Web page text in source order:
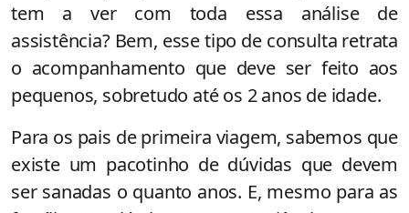
tem a ver com toda essa análise de
assistência? Bem, esse tipo de consulta retrata
o acompanhamento que deve ser feito aos
pequenos, sobretudo até os 2 anos de idade.
Para os pais de primeira viagem, sabemos que
existe um pacotinho de dúvidas que devem
ser sanadas o quanto anos. E, mesmo para as